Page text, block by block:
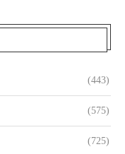
(443)
(575)
(725)